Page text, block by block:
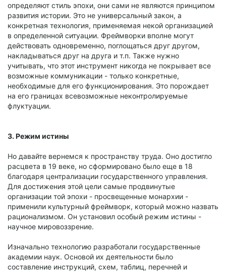
определяют стиль эпохи, они сами не являются принципом
развития истории. Это не универсальный закон, а
конкретная технология, применяемая некой организацией
в определенной ситуации. Фреймворки вполне могут
действовать одновременно, поглощаться друг другом,
накладываться друг на друга и т.п. Также нужно
учитывать, что этот инструмент никогда не покрывает все
возможные коммуникации - только конкретные,
необходимые для его функционирования. Это порождает
на его границах всевозможные неконтролируемые
флуктуации.
3. Режим истины
Но давайте вернемся к пространству труда. Оно достигло
расцвета в 19 веке, но сформировано было еще в 18
благодаря централизации государственного управления.
Для достижения этой цели самые продвинутые
организации той эпохи - просвещенные монархии -
применили культурный фреймворк, который можно назвать
рационализмом. Он установил особый режим истины -
научное мировоззрение.
Изначально технологию разработали государственные
академии наук. Основой их деятельности было
составление инструкций, схем, таблиц, перечней и